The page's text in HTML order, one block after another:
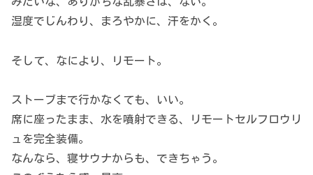
湿度でじんわり、まろやかに、汗をかく。
そして、なにより、リモート。
ストーブまで行かなくても、いい。
席に座ったまま、水を噴射できる、リモートセルフロウリ
ュを完全装備。
なんなら、寝サウナからも、できちゃう。